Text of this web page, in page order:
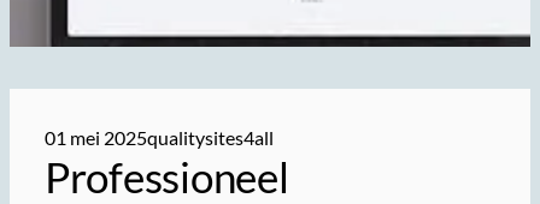
01 mei 2025qualitysites4all
Professioneel